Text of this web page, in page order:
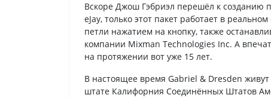
Вскоре Джош Гэбриэл перешёл к созданию
eJay, только этот пакет работает в
петли нажатием на кнопку, также
компании Mixman Technologies Inc. А
на протяжении вот уже 15 лет.
В настоящее время Gabriel & Dresden
штате Калифорния Соединённых Штатов